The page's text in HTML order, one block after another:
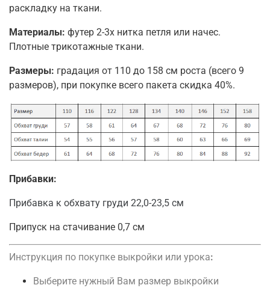
раскладку на ткани.
Материалы: футер 2-3х нитка петля или начес.
Плотные трикотажные ткани.
Размеры: градация от 110 до 158 см роста (всего 9
размеров), при покупке всего пакета скидка 40%.
Прибавки:
Прибавка к обхвату груди 22,0-23,5 см
Припуск на стачивание 0,7 см
Инструкция по покупке выкройки или урока:
Выберите нужный Вам размер выкройки